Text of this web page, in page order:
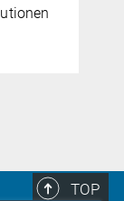
TOP